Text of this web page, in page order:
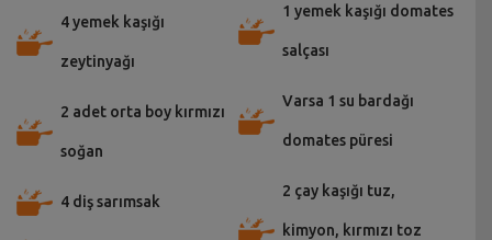
4 yemek kaşığı
zeytinyağı
2 adet orta boy kırmızı
soğan
4 diş sarımsak
1 yemek kaşığı domates
salçası
Varsa 1 su bardağı
domates püresi
2 çay kaşığı tuz,
kimyon, kırmızı toz